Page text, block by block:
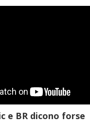
e BR dicono forse